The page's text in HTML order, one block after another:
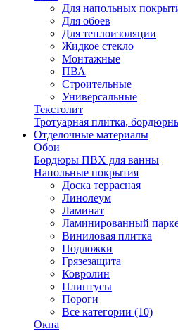
Для напольных
Для обоев
Для теплоизоляции
Жидкое стекло
Монтажные
ПВА
Строительные
Универсальные
Текстолит
Тротуарная плитка,
Отделочные материалы
Обои
Бордюры ПВХ для ванны
Напольные покрытия
Доска террасная
Линолеум
Ламинат
Ламинированный
Виниловая плитка
Подложки
Грязезащита
Ковролин
Плинтусы
Пороги
Все категории (10)
Окна